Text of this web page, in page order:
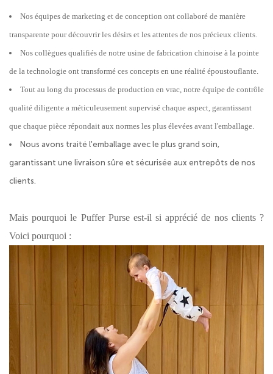
Nos équipes de marketing et de conception ont collaboré de manière
transparente pour découvrir les désirs et les attentes de nos précieux clients.
Nos collègues qualifiés de notre usine de fabrication chinoise à la pointe
de la technologie ont transformé ces concepts en une réalité époustouflante.
Tout au long du processus de production en vrac, notre équipe de contrôle
qualité diligente a méticuleusement supervisé chaque aspect, garantissant
que chaque pièce répondait aux normes les plus élevées avant l'emballage.
Nous avons traité l'emballage avec le plus grand soin,
garantissant une livraison sûre et sécurisée aux entrepôts de nos
clients.
Mais pourquoi le Puffer Purse est-il si apprécié de nos clients ?
Voici pourquoi :